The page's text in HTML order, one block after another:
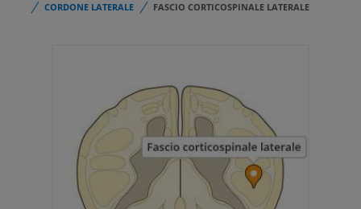
CORDONE LATERALE
FASCIO CORTICOSPINALE LATERALE